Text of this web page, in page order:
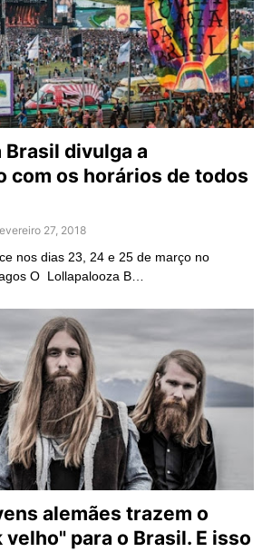
Brasil divulga a
com os horários de todos
27, 2018
nos dias 23, 24 e 25 de março no
O Lollapalooza B…
alemães trazem o
para o Brasil. E isso